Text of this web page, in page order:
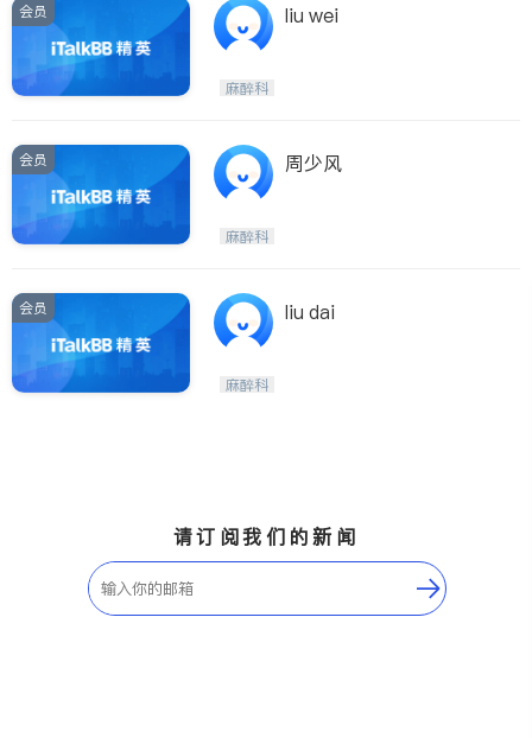
会员 liu wei
麻醉科
会员 周少风
麻醉科
会员 liu dai
麻醉科
请订阅我们的新闻